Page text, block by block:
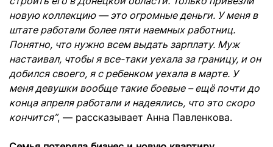
новую коллекцию — это огромные деньги. У меня в
штате работали более пяти наемных работниц.
Понятно, что нужно всем выдать зарплату. Муж
настаивал, чтобы я все-таки уехала за границу, и он
добился своего, я с ребенком уехала в марте. У
меня девушки вообще такие боевые – ещё почти до
конца апреля работали и надеялись, что это скоро
кончится”, — рассказывает Анна Павленкова.